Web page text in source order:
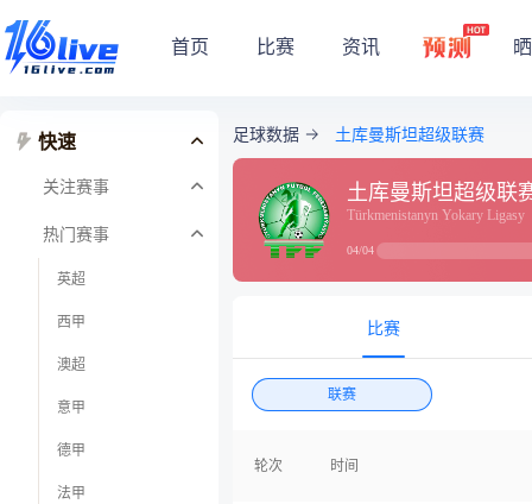
首页 比赛 资讯
快速
关注赛事
热门赛事
英超
西甲
澳超
意甲
德甲
法甲
足球数据 土库曼斯坦超级联赛
土库曼斯坦超级联
Türkmenistanyn Yokary Ligasy
04/04
比赛
联赛
轮次 时间